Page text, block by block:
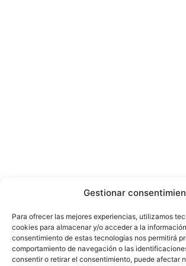
Gestionar
Para ofrecer las mejores experiencias, utilizamos
cookies para almacenar y/o acceder a la
consentimiento de estas tecnologías nos permitirá
comportamiento de navegación o las
consentir o retirar el consentimiento, puede afectar